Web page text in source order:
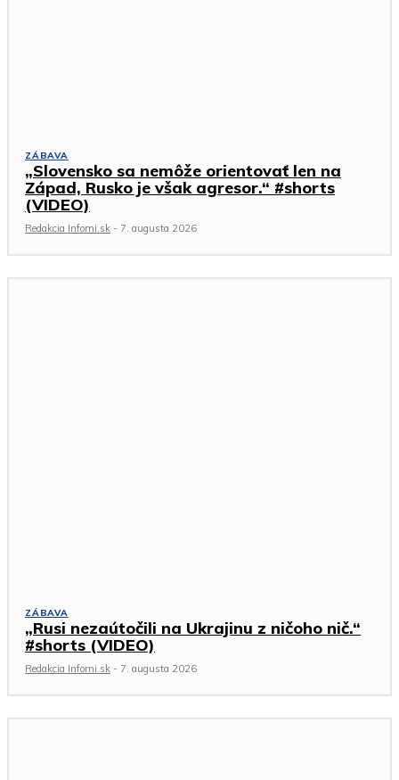
ZÁBAVA
„Slovensko sa nemôže orientovať len na
Západ, Rusko je však agresor.“ #shorts
(VIDEO)
Redakcia Infomi.sk - 7. augusta 2026
ZÁBAVA
„Rusi nezaútočili na Ukrajinu z ničoho nič.“
#shorts (VIDEO)
Redakcia Infomi.sk - 7. augusta 2026